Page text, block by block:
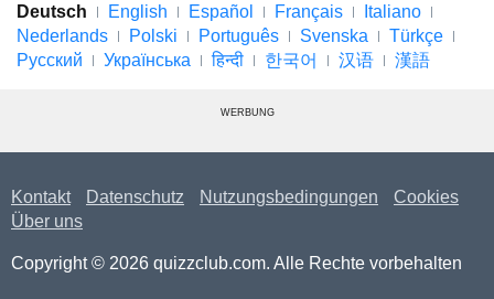
Deutsch English Español Français
Italiano
Nederlands
Polski Português Svenska
Türkçe
Русский
Українська हिन्दी 한국어 汉语 漢語
WERBUNG
Kontakt Datenschutz Nutzungsbedingungen
Cookies
Über uns
Copyright © 2026 quizzclub.com. Alle Rechte vorbehalten